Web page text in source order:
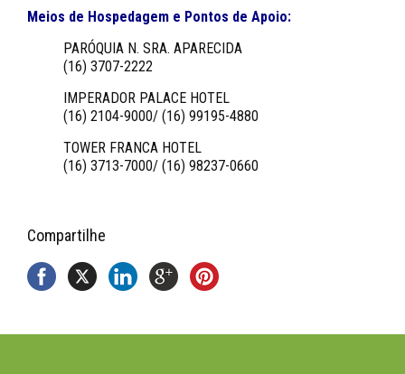
Meios de Hospedagem e Pontos de Apoio:
PARÓQUIA N. SRA. APARECIDA
(16) 3707-2222
IMPERADOR PALACE HOTEL
(16) 2104-9000/ (16) 99195-4880
TOWER FRANCA HOTEL
(16) 3713-7000/ (16) 98237-0660
Compartilhe